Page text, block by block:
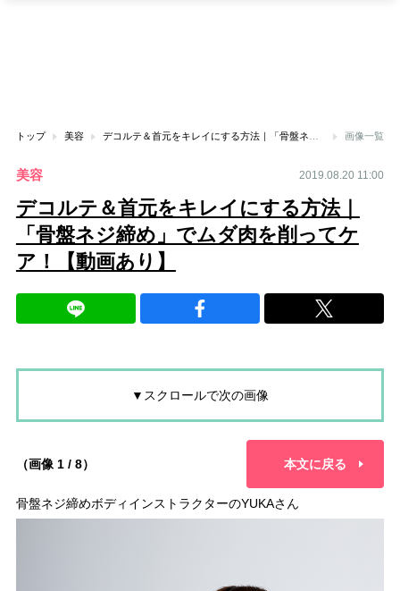
トップ 美容 画像一覧
美容 2019.08.20 11:00
デコルテ＆首元をキレイにする方法｜
「骨盤ネジ締め」でムダ肉を削ってケ
ア！【動画あり】
▼スクロールで次の画像
（画像 1 / 8） 本文に戻る
骨盤ネジ締めボディインストラクターのYUKAさん